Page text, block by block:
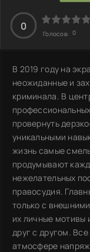
0
Голосов: 0
В 2019 году на
неожиданные и
криминала. В
провернуть
уникальными
жизнь самые
продумывают
нежелательных
правосудия.
только с
их личные мотивы
друг с другом.
атмосфере